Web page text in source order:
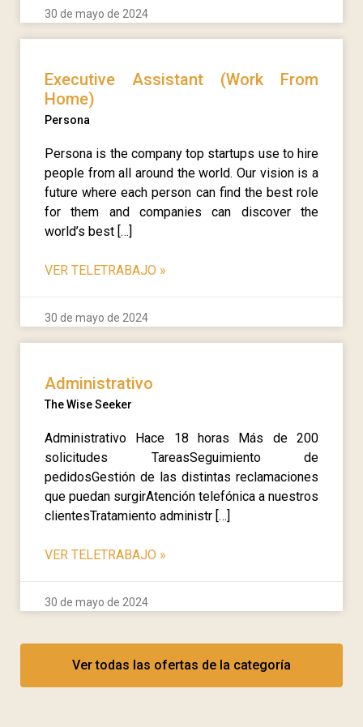
30 de mayo de 2024
Executive Assistant (Work From
Home)
Persona
Persona is the company top startups use to hire
people from all around the world. Our vision is a
future where each person can find the best role
for them and companies can discover the
world’s best […]
VER TELETRABAJO »
30 de mayo de 2024
Administrativo
The Wise Seeker
Administrativo Hace 18 horas Más de 200
solicitudes TareasSeguimiento de
pedidosGestión de las distintas reclamaciones
que puedan surgirAtención telefónica a nuestros
clientesTratamiento administr […]
VER TELETRABAJO »
30 de mayo de 2024
Ver todas las ofertas de la categoría